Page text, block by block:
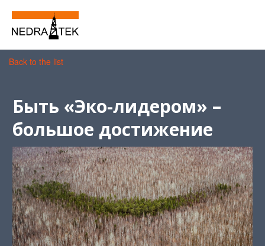
Back to the list
Быть «Эко-лидером» –
большое достижение